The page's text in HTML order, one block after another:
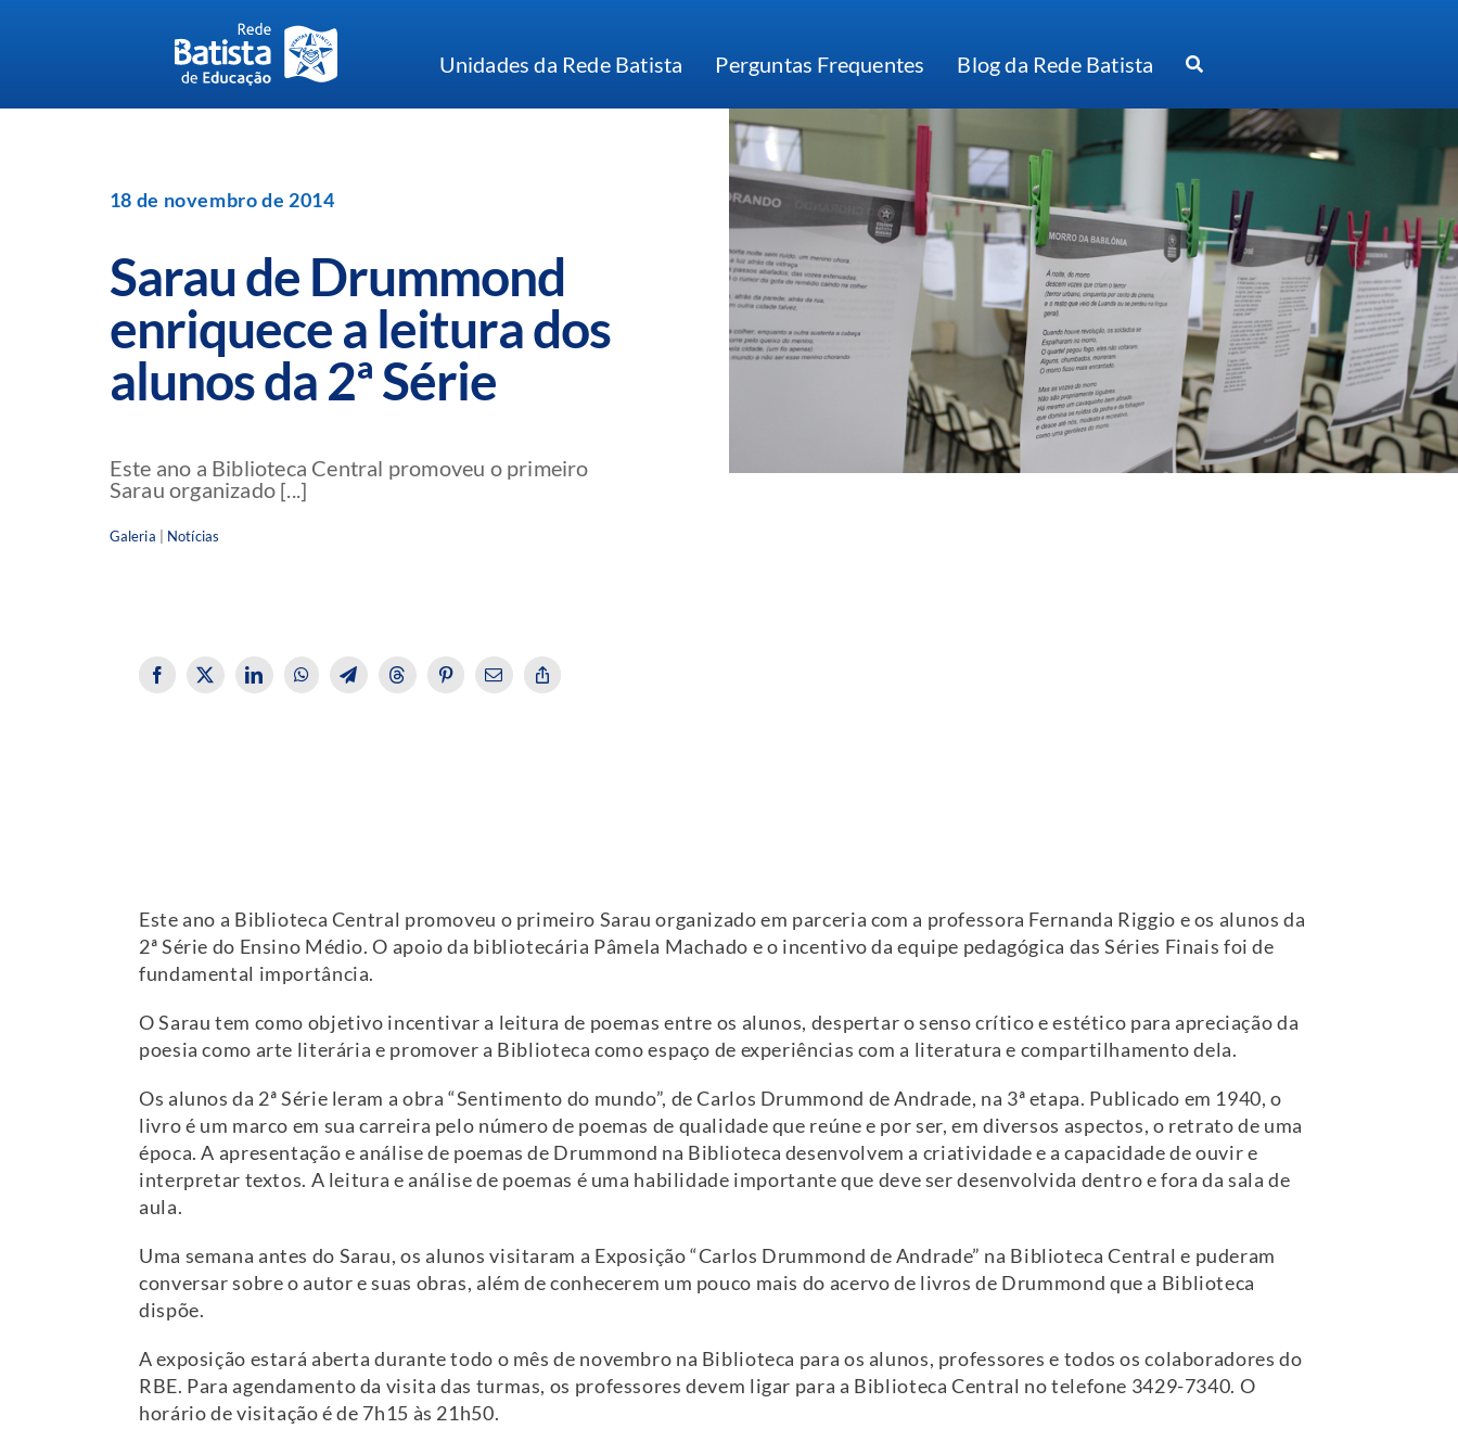
Unidades da Rede Batista Perguntas Frequentes Blog da Rede Batista
18 de novembro de 2014
Sarau de Drummond
enriquece a leitura dos
alunos da 2ª Série
Este ano a Biblioteca Central promoveu o primeiro
Sarau organizado [...]
Galeria Notícias
Este ano a Biblioteca Central promoveu o primeiro Sarau organizado em parceria com a professora Fernanda Riggio e os alunos da
2ª Série do Ensino Médio. O apoio da bibliotecária Pâmela Machado e o incentivo da equipe pedagógica das Séries Finais foi de
fundamental importância.
O Sarau tem como objetivo incentivar a leitura de poemas entre os alunos, despertar o senso crítico e estético para apreciação da
poesia como arte literária e promover a Biblioteca como espaço de experiências com a literatura e compartilhamento dela.
Os alunos da 2ª Série leram a obra “Sentimento do mundo”, de Carlos Drummond de Andrade, na 3ª etapa. Publicado em 1940, o
livro é um marco em sua carreira pelo número de poemas de qualidade que reúne e por ser, em diversos aspectos, o retrato de uma
época. A apresentação e análise de poemas de Drummond na Biblioteca desenvolvem a criatividade e a capacidade de ouvir e
interpretar textos. A leitura e análise de poemas é uma habilidade importante que deve ser desenvolvida dentro e fora da sala de
aula.
Uma semana antes do Sarau, os alunos visitaram a Exposição “Carlos Drummond de Andrade” na Biblioteca Central e puderam
conversar sobre o autor e suas obras, além de conhecerem um pouco mais do acervo de livros de Drummond que a Biblioteca
dispõe.
A exposição estará aberta durante todo o mês de novembro na Biblioteca para os alunos, professores e todos os colaboradores do
RBE. Para agendamento da visita das turmas, os professores devem ligar para a Biblioteca Central no telefone 3429-7340. O
horário de visitação é de 7h15 às 21h50.